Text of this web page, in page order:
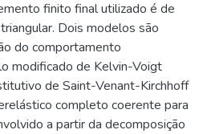
finito final utilizado é de
Dois modelos são
do comportamento
modificado de Kelvin-Voigt
de Saint-Venant-Kirchhoff
completo coerente para
a partir da decomposição